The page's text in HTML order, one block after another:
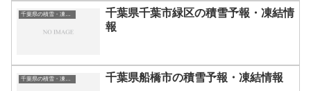
千葉県の積雪・凍結情報
千葉県千葉市緑区の積雪予報・凍結情
報
千葉県船橋市の積雪予報・凍結情報